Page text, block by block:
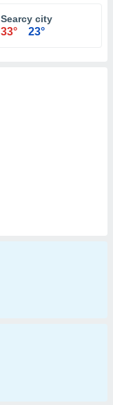
Searcy city
33° 23°